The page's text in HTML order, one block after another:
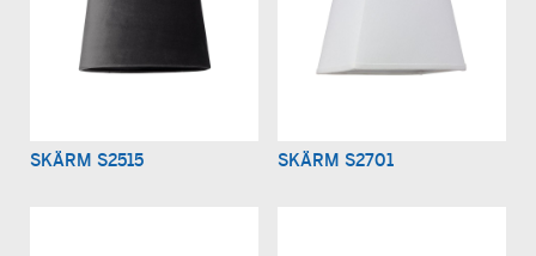
SKÄRM S2515 SKÄRM S2701